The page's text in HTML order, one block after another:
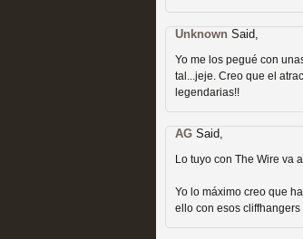
Expediente
Recomendación de la
Unknown Said,
Yo me los pegué con
tal...jeje. Creo que el
legendarias!!
AG Said,
Lo tuyo con The Wire va
Yo lo máximo creo que
ello con esos